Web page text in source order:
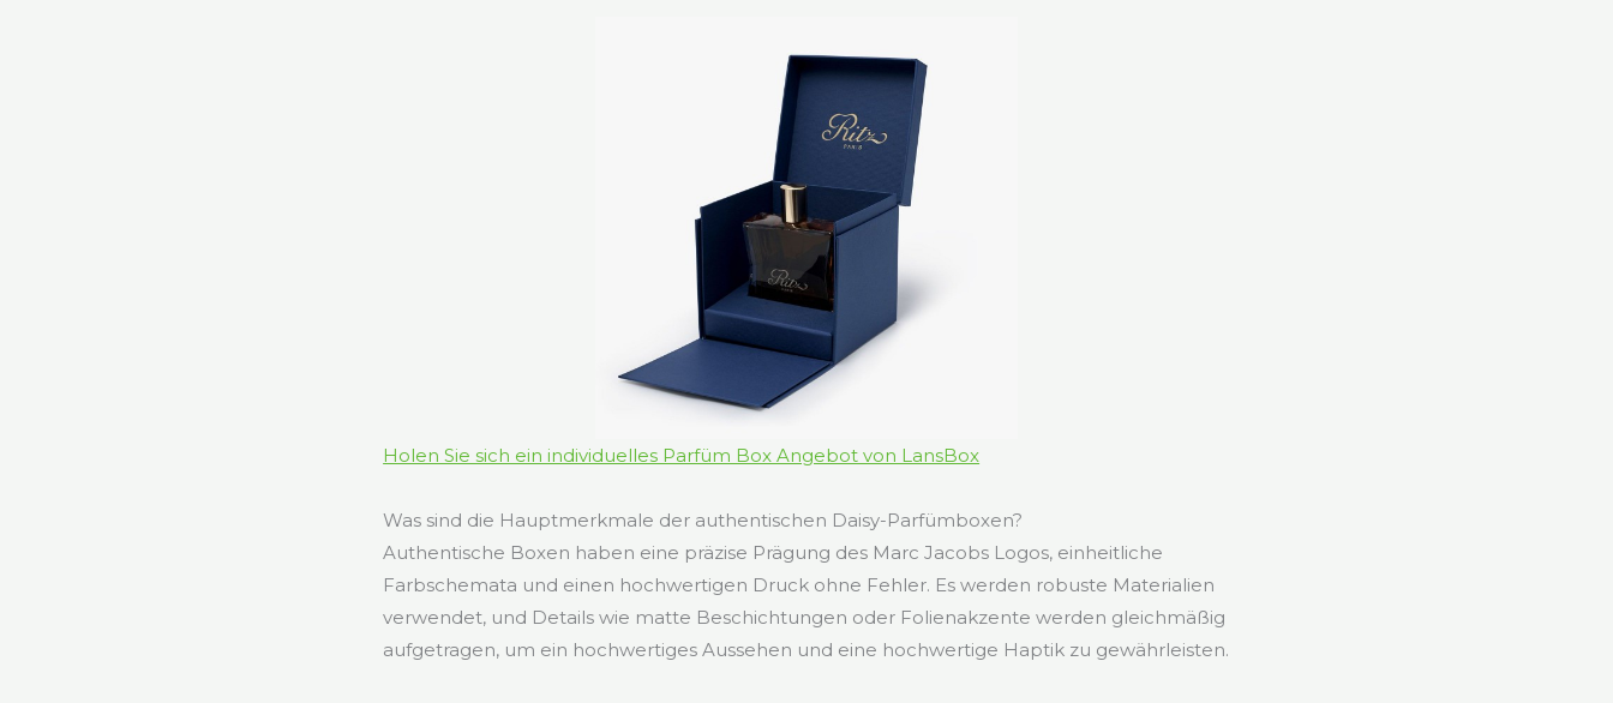
Holen Sie sich ein individuelles Parfüm Box Angebot von LansBox
Was sind die Hauptmerkmale der authentischen Daisy-Parfümboxen?
Authentische Boxen haben eine präzise Prägung des Marc Jacobs Logos, einheitliche
Farbschemata und einen hochwertigen Druck ohne Fehler. Es werden robuste Materialien
verwendet, und Details wie matte Beschichtungen oder Folienakzente werden gleichmäßig
aufgetragen, um ein hochwertiges Aussehen und eine hochwertige Haptik zu gewährleisten.